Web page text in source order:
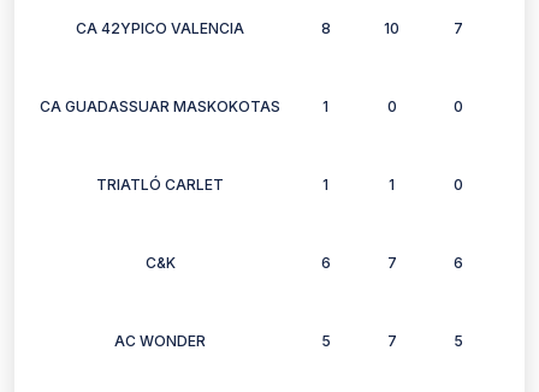
CA 42YPICO VALENCIA 8 10 7
CA GUADASSUAR MASKOKOTAS 1 0 0
TRIATLÓ CARLET 1 1 0
C&K 6 7 6
AC WONDER 5 7 5